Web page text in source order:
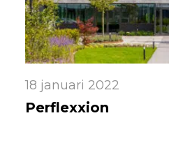
18 januari 2022
Perflexxion